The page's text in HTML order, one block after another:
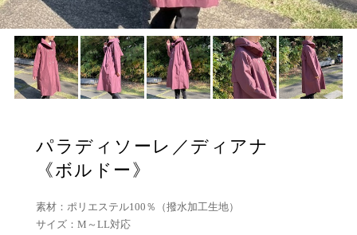
パラディソーレ／ディアナ
《ボルドー》
素材：ポリエステル100％（撥水加工生地）
サイズ：M～LL対応